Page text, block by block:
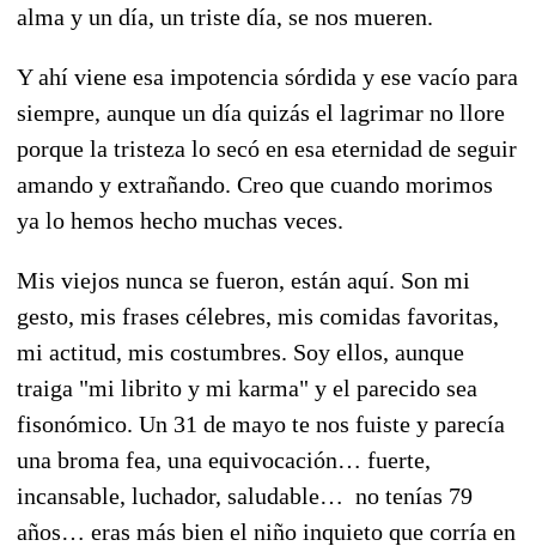
alma y un día, un triste día, se nos mueren.
Y ahí viene esa impotencia sórdida y ese vacío para
siempre, aunque un día quizás el lagrimar no llore
porque la tristeza lo secó en esa eternidad de seguir
amando y extrañando. Creo que cuando morimos
ya lo hemos hecho muchas veces.
Mis viejos nunca se fueron, están aquí. Son mi
gesto, mis frases célebres, mis comidas favoritas,
mi actitud, mis costumbres. Soy ellos, aunque
traiga "mi librito y mi karma" y el parecido sea
fisonómico. Un 31 de mayo te nos fuiste y parecía
una broma fea, una equivocación… fuerte,
incansable, luchador, saludable… no tenías 79
años… eras más bien el niño inquieto que corría en